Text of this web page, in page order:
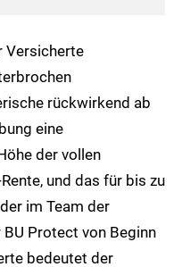
Versicherte
rückwirkend ab
eine
der vollen
und das für bis zu
im Team der
Protect von Beginn
bedeutet der